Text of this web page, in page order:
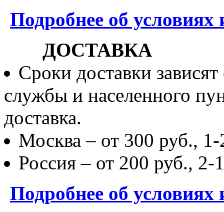
Подробнее об
ДОСТАВКА
Сроки доставки
службы и населенного
доставка.
Москва – от 300 руб.,
Россия – от 200 руб., 2-
Подробнее об условиях